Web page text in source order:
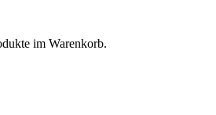
im Warenkorb.